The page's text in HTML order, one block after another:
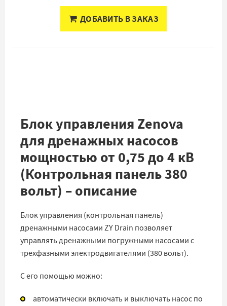
ДОБАВИТЬ В ЗАКАЗ
Блок управления Zenova
для дренажных насосов
мощностью от 0,75 до 4 кВ
(Контрольная панель 380
вольт) – описание
Блок управления (контрольная панель)
дренажными насосами ZY Drain позволяет
управлять дренажными погружными насосами с
трехфазными электродвигателями (380 вольт).
С его помощью можно:
автоматически включать и выключать насос по